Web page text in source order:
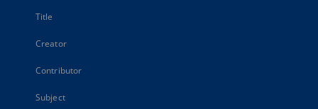
Title
Creator
Contributor
Subject